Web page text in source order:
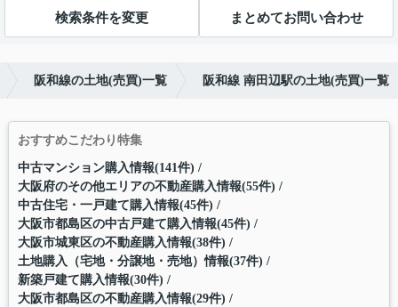
検索条件を変更 まとめてお問い合わせ
阪和線の土地(売買)一覧 阪和線 南田辺駅の土地(売買)一覧
おすすめこだわり特集
中古マンション購入情報(141件)
大阪府のその他エリアの不動産購入情報(55件)
中古住宅・一戸建て購入情報(45件)
大阪市都島区の中古戸建て購入情報(45件)
大阪市城東区の不動産購入情報(38件)
土地購入（宅地・分譲地・売地）情報(37件)
新築戸建て購入情報(30件)
大阪市都島区の不動産購入情報(29件)